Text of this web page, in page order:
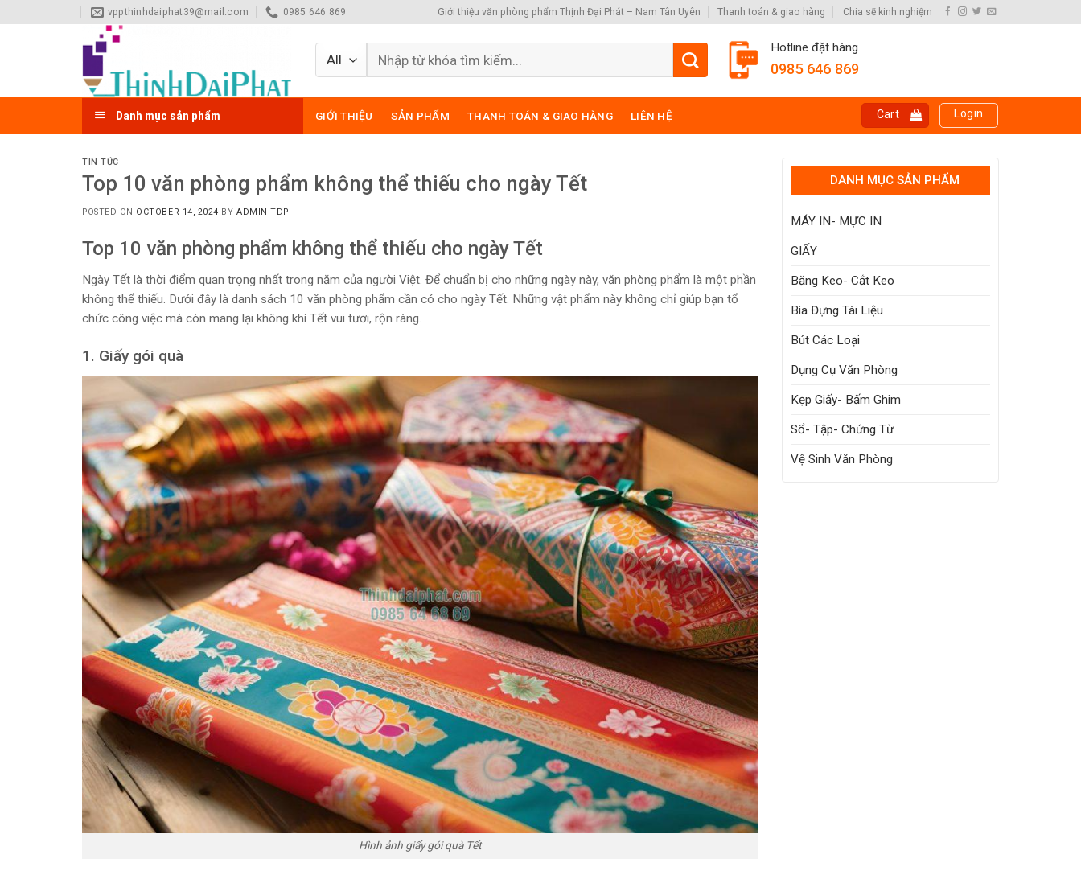
to
vppthinhdaiphat39@mail.com 0985 646 869 Giới thiệu văn phòng phẩm Thịnh Đại Phát – Nam Tân Uyên Thanh toán & giao hàng Chia sẽ kinh nghiệm
Search
Hotline đặt hàng
0985 646 869
Danh mục sản phẩm GIỚI THIỆU SẢN PHẨM THANH TOÁN & GIAO HÀNG LIÊN HỆ Cart Login
TIN TỨC
Top 10 văn phòng phẩm không thể thiếu cho ngày Tết
POSTED ON OCTOBER 14, 2024 BY ADMIN TDP
Top 10 văn phòng phẩm không thể thiếu cho ngày Tết
Ngày Tết là thời điểm quan trọng nhất trong năm của người Việt. Để chuẩn bị cho những ngày này, văn phòng phẩm là một phần
không thể thiếu. Dưới đây là danh sách 10 văn phòng phẩm cần có cho ngày Tết. Những vật phẩm này không chỉ giúp bạn tổ
chức công việc mà còn mang lại không khí Tết vui tươi, rộn ràng.
1. Giấy gói quà
Hình ảnh giấy gói quà Tết
DANH MỤC SẢN PHẨM
MÁY IN- MỰC IN
GIẤY
Băng Keo- Cắt Keo
Bìa Đựng Tài Liệu
Bút Các Loại
Dụng Cụ Văn Phòng
Kẹp Giấy- Bấm Ghim
Sổ- Tập- Chứng Từ
Vệ Sinh Văn Phòng